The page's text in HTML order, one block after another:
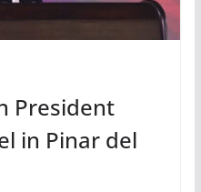
President
in Pinar del